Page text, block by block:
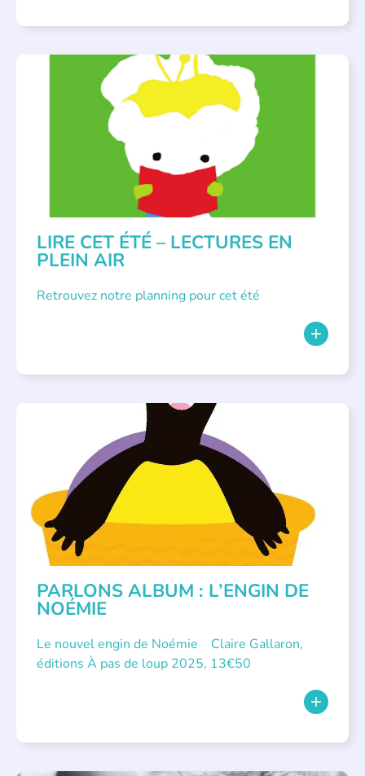
BIBLIOTHÈQUES ÉVÉNEMENTS , LECTURE INDIVIDUALISÉE
LITTÉRATURE JEUNESSE
LIRE CET ÉTÉ – LECTURES EN
PLEIN AIR
Retrouvez notre planning pour cet été
PARLONS ALBUM : L’ENGIN DE
NOÉMIE
Le nouvel engin de Noémie Claire Gallaron,
éditions À pas de loup 2025, 13€50